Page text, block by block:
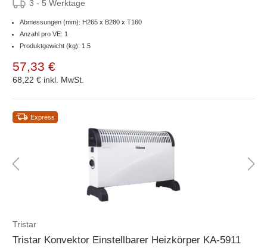
3 - 5 Werktage
Abmessungen (mm): H265 x B280 x T160
Anzahl pro VE: 1
Produktgewicht (kg): 1.5
57,33 €
68,22 € inkl. MwSt.
Express
Tristar
Tristar Konvektor Einstellbarer Heizkörper KA-5911